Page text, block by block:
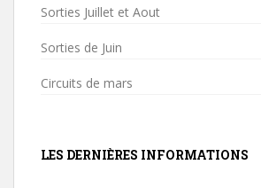
Sorties Juillet et Aout
Sorties de Juin
Circuits de mars
LES DERNIÈRES INFORMATIONS